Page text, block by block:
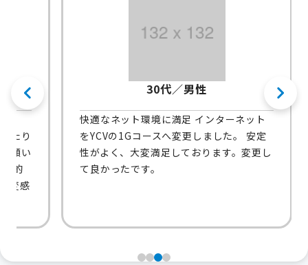
30代／男性
快適なネット環境に満足 インターネット
をYCVの1Gコースへ変更しました。 安定
性がよく、大変満足しております。変更し
て良かったです。